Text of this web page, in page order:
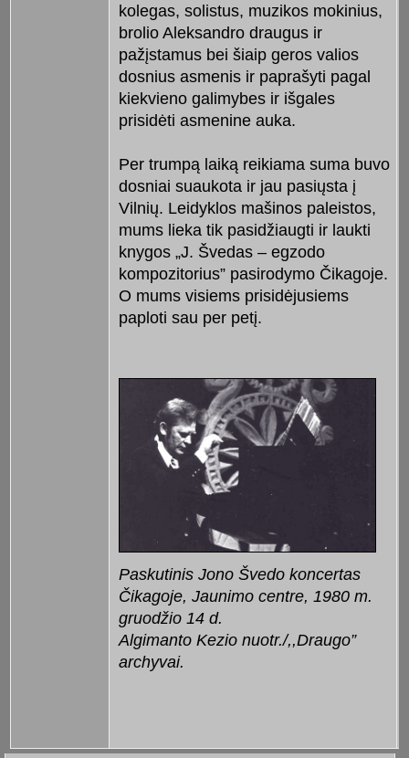
kolegas, solistus, muzikos mokinius,
brolio Aleksandro draugus ir
pažįstamus bei šiaip geros valios
dosnius asmenis ir paprašyti pagal
kiekvieno galimybes ir išgales
prisidėti asmenine auka.
Per trumpą laiką reikiama suma buvo
dosniai suaukota ir jau pasiųsta į
Vilnių. Leidyklos mašinos paleistos,
mums lieka tik pasidžiaugti ir laukti
knygos „J. Švedas – egzodo
kompozitorius” pasirodymo Čikagoje.
O mums visiems prisidėjusiems
paploti sau per petį.
Paskutinis Jono Švedo koncertas
Čikagoje, Jaunimo centre, 1980 m.
gruodžio 14 d.
Algimanto Kezio nuotr./,,Draugo”
archyvai.